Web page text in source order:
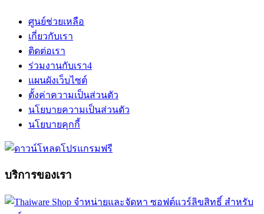
ศูนย์ช่วยเหลือ
เกี่ยวกับเรา
ติดต่อเรา
ร่วมงานกับเรา4
แผนผังเว็บไซต์
ตั้งค่าความเป็นส่วนตัว
นโยบายความเป็นส่วนตัว
นโยบายคุกกี้
บริการของเรา